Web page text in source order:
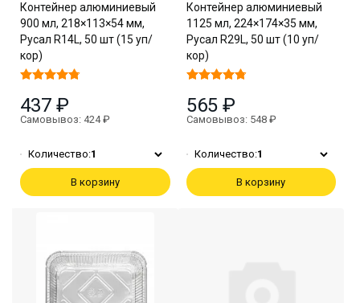
Контейнер алюминиевый
900 мл, 218×113×54 мм,
Русал R14L, 50 шт (15 уп/
кор)
437 ₽
Самовывоз: 424 ₽
Количество:1
В корзину
Контейнер алюминиевый
1125 мл, 224×174×35 мм,
Русал R29L, 50 шт (10 уп/
кор)
565 ₽
Самовывоз: 548 ₽
Количество:1
В корзину